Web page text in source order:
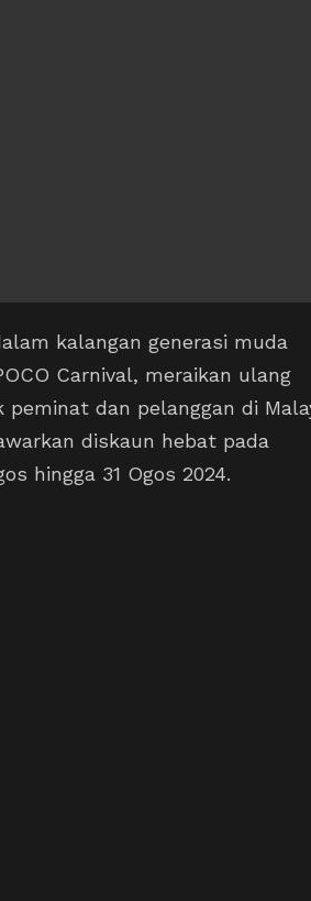
kalangan generasi muda
Carnival, meraikan ulang
dan pelanggan di
diskaun hebat pada
hingga 31 Ogos 2024.